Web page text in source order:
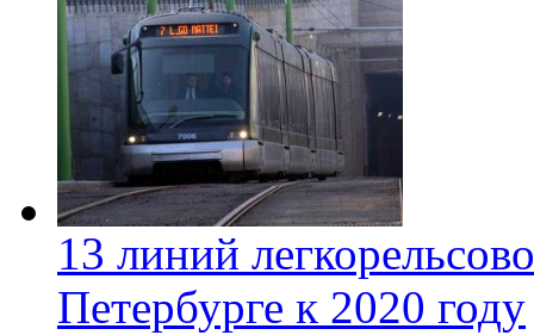
13 линий
Петербурге к 2020 году